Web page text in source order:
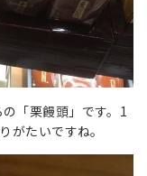
「栗饅頭」です。1
がたいですね。